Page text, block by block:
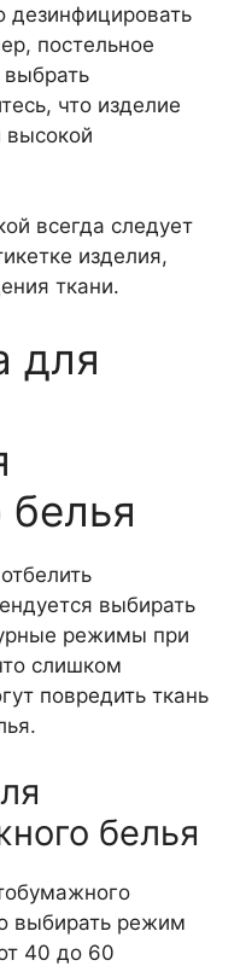
дезинфицировать
постельное
что изделие
высокой
всегда следует
изделия,
ткани.
для
белья
выбирать
режимы при
слишком
повредить ткань
белья
выбирать режим
40 до 60